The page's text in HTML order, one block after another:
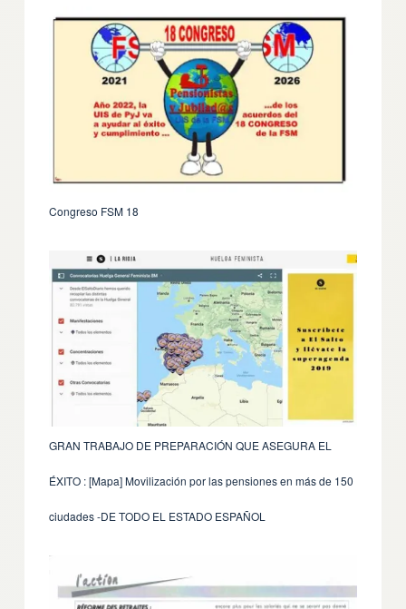
18 Congreso FSM
GRAN TRABAJO DE PREPARACIÓN QUE ASEGURA EL
ÉXITO : [Mapa] Movilización por las pensiones en más de 150
ciudades -DE TODO EL ESTADO ESPAÑOL